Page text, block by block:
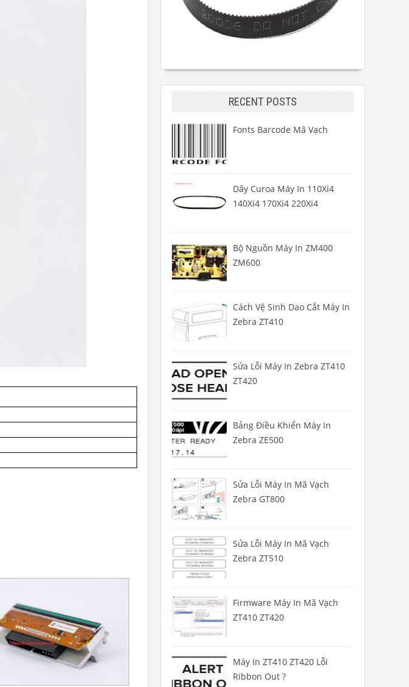
RECENT POSTS
Fonts Barcode Mã Vạch
Dây Curoa Máy In 110Xi4
140Xi4 170Xi4 220Xi4
Bộ Nguồn Máy In ZM400
ZM600
Cách Vệ Sinh Dao Cắt Máy In
Zebra ZT410
Sửa Lỗi Máy In Zebra ZT410
ZT420
Bảng Điều Khiển Máy In
Zebra ZE500
Sửa Lỗi Máy In Mã Vạch
Zebra GT800
Sửa Lỗi Máy In Mã Vạch
Zebra ZT510
Firmware Máy In Mã Vạch
ZT410 ZT420
Máy In ZT410 ZT420 Lỗi
Ribbon Out ?